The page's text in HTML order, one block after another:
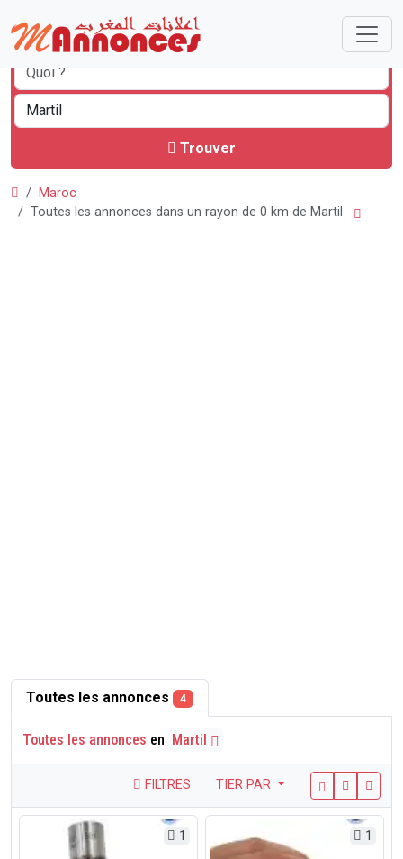
Trouver
Maroc
Toutes les annonces dans un rayon de 0 km de Martil
Toutes les annonces 4
Toutes les annonces en Martil
FILTRES TIER PAR
1 1